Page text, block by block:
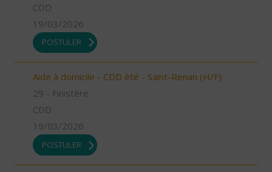
CDD
19/03/2026
POSTULER
Aide à domicile - CDD été - Saint-Renan (H/F)
29 - Finistère
CDD
19/03/2026
POSTULER